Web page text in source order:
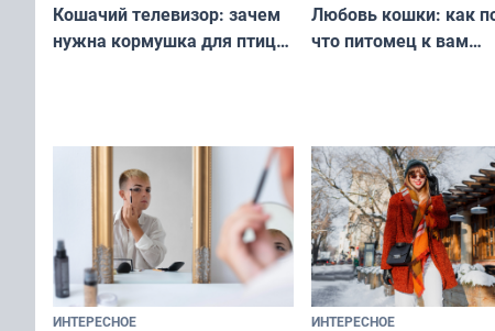
Кошачий телевизор: зачем
нужна кормушка для птиц
Любовь кошки: как
что питомец к вам
ИНТЕРЕСНОЕ ИНТЕРЕСНОЕ